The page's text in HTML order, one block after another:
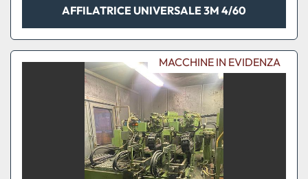
AFFILATRICE UNIVERSALE 3M 4/60
MACCHINE IN EVIDENZA